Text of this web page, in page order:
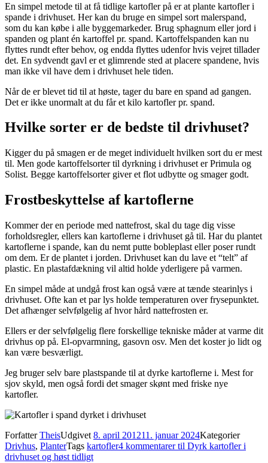
En simpel metode til at få tidlige kartofler på er at plante kartofler i
spande i drivhuset. Her kan du bruge en simpel sort malerspand,
som du kan købe i alle byggemarkeder. Brug sphagnum eller jord i
spanden og plant én kartoffel pr. spand. Kartoffelspanden kan nu
flyttes rundt efter behov, og endda flyttes udenfor hvis vejret tillader
det. En sydvendt gavl er et glimrende sted at placere spandene, hvis
man ikke vil have dem i drivhuset hele tiden.
Når de er blevet tid til at høste, tager du bare en spand ad gangen.
Det er ikke unormalt at du får et kilo kartofler pr. spand.
Hvilke sorter er de bedste til drivhuset?
Kigger du på smagen er de meget individuelt hvilken sort du er mest
til. Men gode kartoffelsorter til dyrkning i drivhuset er Primula og
Solist. Begge kartoffelsorter giver et flot udbytte og smager godt.
Frostbeskyttelse af kartoflerne
Kommer der en periode med nattefrost, skal du tage dig visse
forholdsregler, ellers kan kartoflerne i drivhuset gå til. Har du plantet
kartoflerne i spande, kan du nemt putte bobleplast eller poser rundt
om dem. Er de plantet i jorden. Drivhuset kan du lave et “telt” af
plastic. En plastafdækning vil altid holde yderligere på varmen.
En simpel måde at undgå frost kan også være at tænde stearinlys i
drivhuset. Ofte kan et par lys holde temperaturen over frysepunktet.
Det afhænger selvfølgelig af hvor hård nattefrosten er.
Ellers er der selvfølgelig flere forskellige tekniske måder at varme dit
drivhus op på. El-opvarmning, gasovn osv. Men det koster jo lidt og
kan være besværligt.
Jeg bruger selv bare plastspande til at dyrke kartoflerne i. Mest for
sjov skyld, men også fordi det smager skønt med friske nye
kartofler.
ForfatterTheisUdgivet 8. april 201211. januar 2024Kategorier
Drivhus, PlanterTags kartofler4 kommentarertil Dyrk kartofler i
drivhuset og høst tidligt